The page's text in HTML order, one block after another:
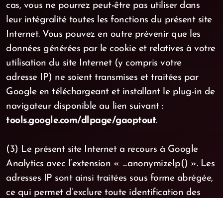
cas, vous ne pourrez peut-être pas utiliser dans
leur intégralité toutes les fonctions du présent site
Internet. Vous pouvez en outre prévenir que les
données générées par le cookie et relatives à votre
utilisation du site Internet (y compris votre
adresse IP) ne soient transmises et traitées par
Google en téléchargeant et installant le plug-in de
navigateur disponible au lien suivant :
tools.google.com/dlpage/gaoptout.
(3) Le présent site Internet a recours à Google
Analytics avec l’extension « _anonymizeIp() ». Les
adresses IP sont ainsi traitées sous forme abrégée,
ce qui permet d’exclure toute identification des